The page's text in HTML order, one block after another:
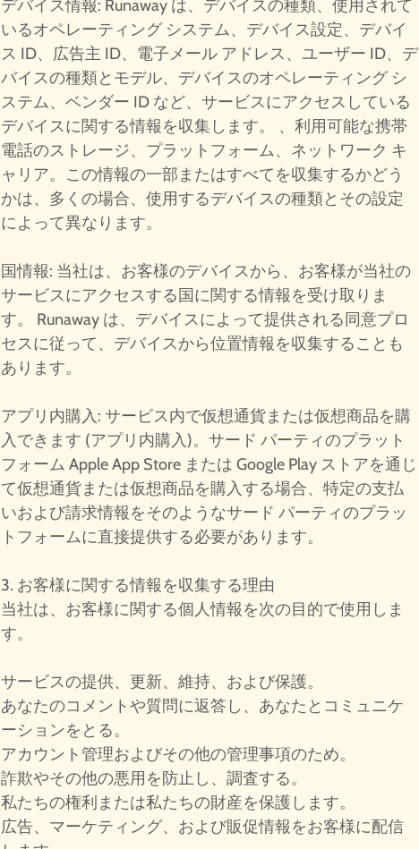
デバイス情報: Runaway は、デバイスの種類、使用されて
いるオペレーティング システム、デバイス設定、デバイ
ス ID、広告主 ID、電子メール アドレス、ユーザー ID、デ
バイスの種類とモデル、デバイスのオペレーティング シ
ステム、ベンダー ID など、サービスにアクセスしている
デバイスに関する情報を収集します。 、利用可能な携帯
電話のストレージ、プラットフォーム、ネットワーク キ
ャリア。この情報の一部またはすべてを収集するかどう
かは、多くの場合、使用するデバイスの種類とその設定
によって異なります。
国情報: 当社は、お客様のデバイスから、お客様が当社の
サービスにアクセスする国に関する情報を受け取りま
す。 Runaway は、デバイスによって提供される同意プロ
セスに従って、デバイスから位置情報を収集することも
あります。
アプリ内購入: サービス内で仮想通貨または仮想商品を購
入できます (アプリ内購入)。サード パーティのプラット
フォーム Apple App Store または Google Play ストアを通じ
て仮想通貨または仮想商品を購入する場合、特定の支払
いおよび請求情報をそのようなサード パーティのプラッ
トフォームに直接提供する必要があります。
3. お客様に関する情報を収集する理由
当社は、お客様に関する個人情報を次の目的で使用しま
す。
サービスの提供、更新、維持、および保護。
あなたのコメントや質問に返答し、あなたとコミュニケ
ーションをとる。
アカウント管理およびその他の管理事項のため。
詐欺やその他の悪用を防止し、調査する。
私たちの権利または私たちの財産を保護します。
広告、マーケティング、および販促情報をお客様に配信